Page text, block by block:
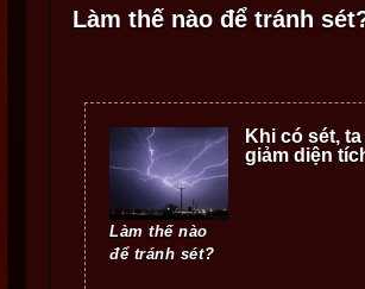
Làm thế nào để tránh
Làm thế nào
để tránh sét?
Khi có sét,
giảm diện